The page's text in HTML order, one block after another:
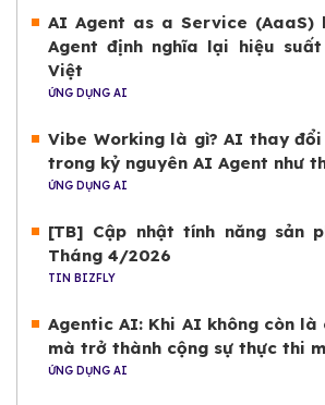
AI Agent as a Service (AaaS)
Agent định nghĩa lại hiệu suất
Việt
ỨNG DỤNG AI
Vibe Working là gì? AI thay
trong kỷ nguyên AI Agent như
ỨNG DỤNG AI
[TB] Cập nhật tính năng sản
Tháng 4/2026
TIN BIZFLY
Agentic AI: Khi AI không còn
mà trở thành cộng sự thực thi
ỨNG DỤNG AI